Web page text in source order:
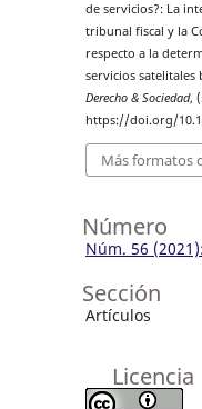
de servicios?: La
tribunal fiscal y la
respecto a la
servicios
Derecho & Sociedad,
https://doi.org/
Más formatos
Número
Núm. 56
Sección
Artículos
Licencia